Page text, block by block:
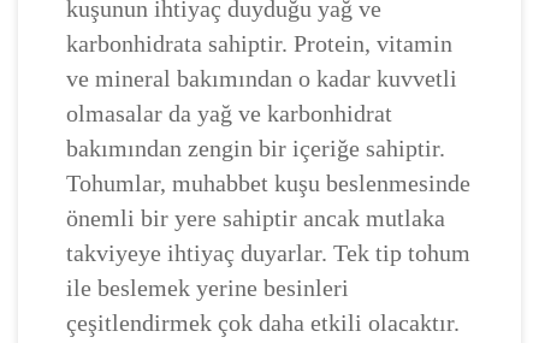
kuşunun ihtiyaç duyduğu yağ ve
karbonhidrata sahiptir. Protein, vitamin
ve mineral bakımından o kadar kuvvetli
olmasalar da yağ ve karbonhidrat
bakımından zengin bir içeriğe sahiptir.
Tohumlar, muhabbet kuşu beslenmesinde
önemli bir yere sahiptir ancak mutlaka
takviyeye ihtiyaç duyarlar. Tek tip tohum
ile beslemek yerine besinleri
çeşitlendirmek çok daha etkili olacaktır.